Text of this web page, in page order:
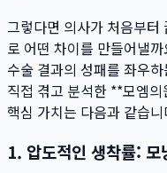
그렇다면 의사가 처음부
로 어떤 차이를 만들어낼
수술 결과의 성패를 좌우
직접 겪고 분석한 **모엠
핵심 가치는 다음과 같습
1. 압도적인 생착률: